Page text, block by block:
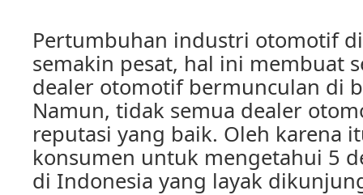
Pertumbuhan industri otomotif
semakin pesat, hal ini membuat
dealer otomotif bermunculan di
Namun, tidak semua dealer
reputasi yang baik. Oleh karena
konsumen untuk mengetahui 5
di Indonesia yang layak